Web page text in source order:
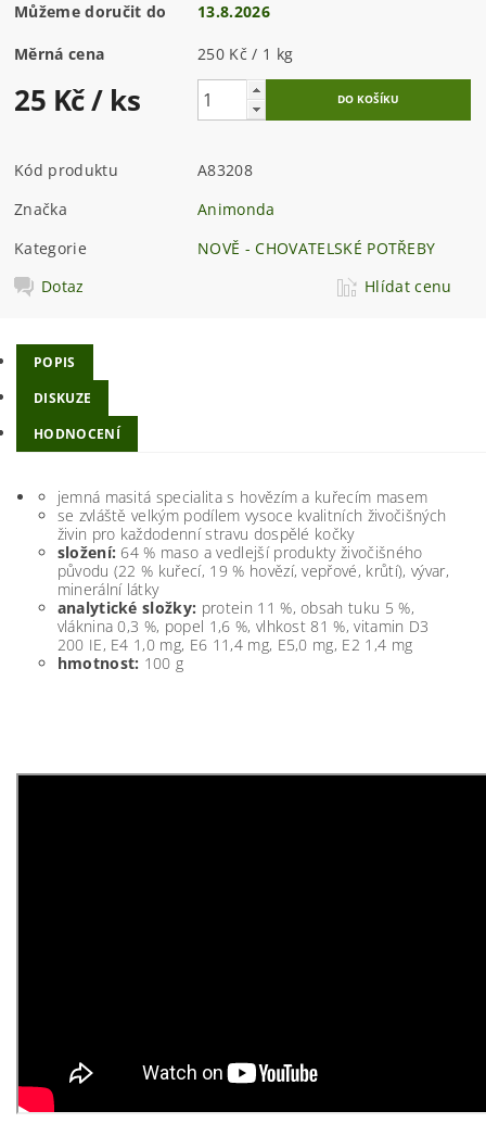
Můžeme doručit do 13.8.2026
Měrná cena 250 Kč / 1 kg
25 Kč/ ks
Kód produktu
A83208
Značka
Animonda
Kategorie
NOVĚ - CHOVATELSKÉ POTŘEBY
Dotaz
Hlídat cenu
POPIS
DISKUZE
HODNOCENÍ
jemná masitá specialita s hovězím a kuřecím masem
se zvláště velkým podílem vysoce kvalitních živočišných
živin pro každodenní stravu dospělé kočky
složení: 64 % maso a vedlejší produkty živočišného
původu (22 % kuřecí, 19 % hovězí, vepřové, krůtí), vývar,
minerální látky
analytické složky: protein 11 %, obsah tuku 5 %,
vláknina 0,3 %, popel 1,6 %, vlhkost 81 %, vitamin D3
200 IE, E4 1,0 mg, E6 11,4 mg, E5,0 mg, E2 1,4 mg
hmotnost: 100 g